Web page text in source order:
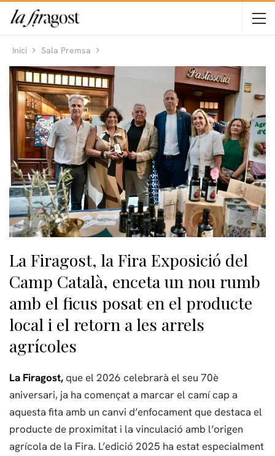
Inici Sala Premsa
La Firagost, la Fira Exposició del
Camp Català, enceta un nou rumb
amb el ficus posat en el producte
local i el retorn a les arrels
agrícoles
La Firagost,que el 2026 celebrarà el seu 70è
aniversari, ja ha començat a marcar el camí cap a
aquesta fita amb un canvi d’enfocament que destaca el
producte de proximitat i la vinculació amb l’origen
agrícola de la Fira. L’edició 2025 ha estat especialment